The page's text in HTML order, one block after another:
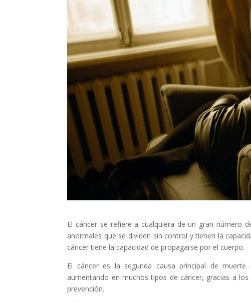
El cáncer se refiere a cualquiera de un gran número
anormales que se dividen sin control y tienen la
cáncer tiene la capacidad de propagarse por el cuerpo.
El cáncer es la segunda causa principal de
aumentando en muchos tipos de cáncer, gracias a
prevención.